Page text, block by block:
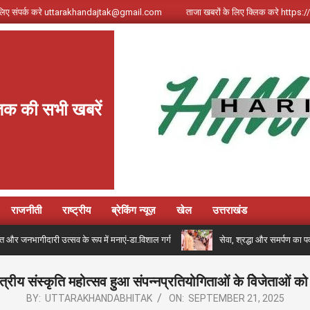
संपर्क करे uttarakhandajtak@gmail.com ताजा खबरों के लिए क्लिक करे
की सभी खबरें
राजनीती राष्ट्रीय ब्रेकिंग न्यूज़ खेल उत्तराखंड
और जनभागीदारी उत्सव के रूप में मनाएं-डा.विशाल गर्ग सेवा, श्रद्धा और समर्पण का
संस्कृति महोत्सव हुआ संपन्नप्रतियोगिताओं के विेजेताओं को
BY: UTTARAKHANDABHITAK ON: SEPTEMBER 21, 2025